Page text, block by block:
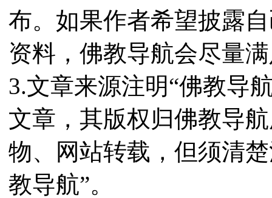
布。如果作者希望披露
资料，佛教导航会尽量
3.文章来源注明“佛教导
文章，其版权归佛教导
物、网站转载，但须清
教导航”。